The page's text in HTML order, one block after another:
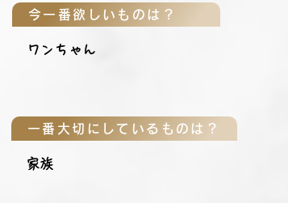
今一番欲しいものは？
ワンちゃん
一番大切にしているものは？
家族